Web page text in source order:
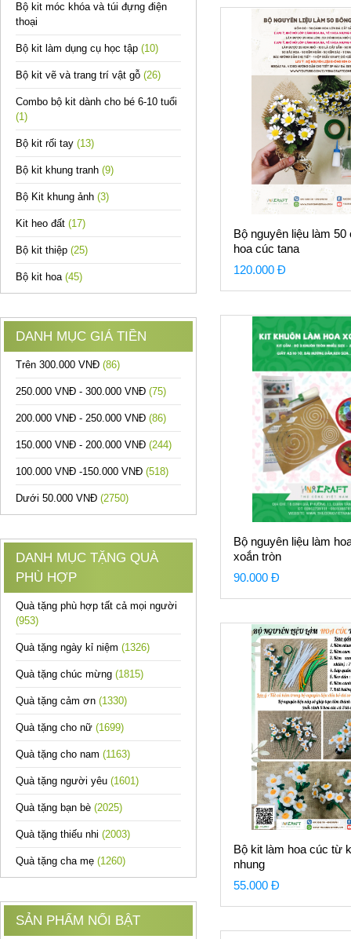
Bộ kit móc khóa và túi đựng điện
thoại
Bộ kit làm dụng cụ học tập (10)
Bộ kit vẽ và trang trí vật gỗ (26)
Combo bộ kit dành cho bé 6-10 tuổi
(1)
Bộ kit rối tay (13)
Bộ kit khung tranh (9)
Bộ Kit khung ảnh (3)
Kit heo đất (17)
Bộ kit thiệp (25)
Bộ kit hoa (45)
DANH MỤC GIÁ TIỀN
Trên 300.000 VNĐ (86)
250.000 VNĐ - 300.000 VNĐ (75)
200.000 VNĐ - 250.000 VNĐ (86)
150.000 VNĐ - 200.000 VNĐ (244)
100.000 VNĐ -150.000 VNĐ (518)
Dưới 50.000 VNĐ (2750)
DANH MỤC TẶNG QUÀ
PHÙ HỢP
Quà tặng phù hợp tất cả mọi người
(953)
Quà tặng ngày kỉ niệm (1326)
Quà tặng chúc mừng (1815)
Quà tặng cảm ơn (1330)
Quà tặng cho nữ (1699)
Quà tặng cho nam (1163)
Quà tặng người yêu (1601)
Quà tặng bạn bè (2025)
Quà tặng thiếu nhi (2003)
Quà tặng cha mẹ (1260)
SẢN PHẨM NỔI BẬT
Bộ nguyên liệu làm 50
hoa cúc tana
120.000 Đ
Bộ nguyên liệu làm
xoắn tròn
90.000 Đ
Bộ kit làm hoa cúc từ
nhung
55.000 Đ